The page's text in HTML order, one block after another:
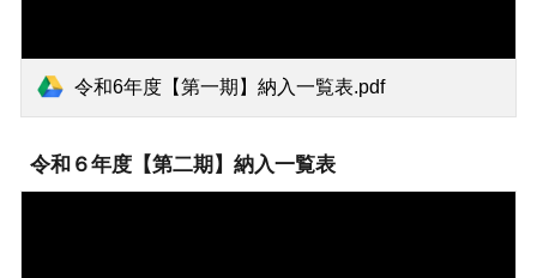
令和6年度【第一期】納入一覧表.pdf
令和６年度【第二期】納入一覧表